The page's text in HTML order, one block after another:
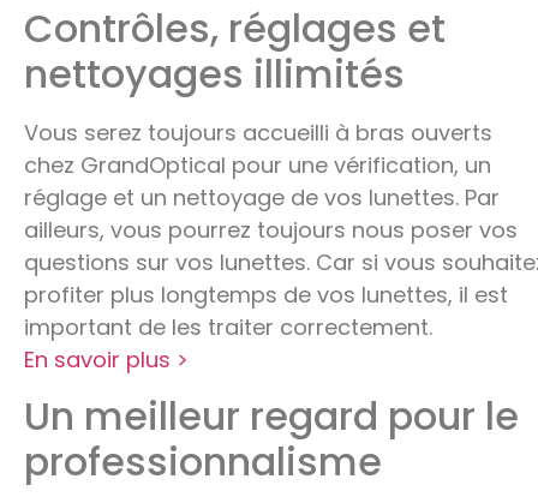
Contrôles, réglages et
nettoyages illimités
Vous serez toujours accueilli à bras ouverts
chez GrandOptical pour une vérification, un
réglage et un nettoyage de vos lunettes. Par
ailleurs, vous pourrez toujours nous poser vos
questions sur vos lunettes. Car si vous
profiter plus longtemps de vos lunettes, il est
important de les traiter correctement.
En savoir plus >
Un meilleur regard pour le
professionnalisme